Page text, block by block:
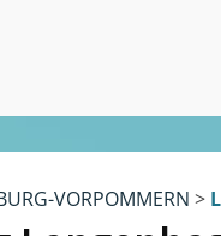
VORPOMMERN >